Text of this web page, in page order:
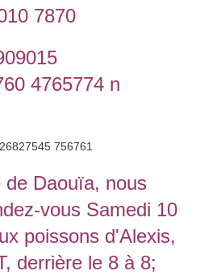
Daouïa, nous
vous Samedi 10
poissons d'Alexis,
derrière le 8 à 8;